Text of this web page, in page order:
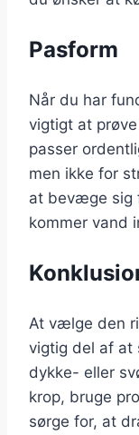
Pasform
Når du har
vigtigt at
passer
men ikke for
at bevæge sig
kommer vand
At vælge den
vigtig del af at
dykke- eller
krop, bruge
sørge for, at